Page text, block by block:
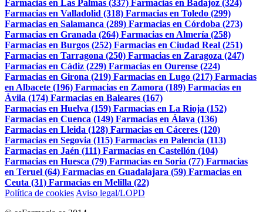
Farmacias en Las Palmas (337) Farmacias en Badajoz (324)
Farmacias en Valladolid (318) Farmacias en Toledo (299)
Farmacias en Salamanca (289) Farmacias en Córdoba (273)
Farmacias en Granada (264) Farmacias en Almería (258)
Farmacias en Burgos (252) Farmacias en Ciudad Real (251)
Farmacias en Tarragona (250) Farmacias en Zaragoza (247)
Farmacias en Cádiz (229) Farmacias en Ourense (224)
Farmacias en Girona (219) Farmacias en Lugo (217) Farmacias
en Albacete (196) Farmacias en Zamora (189) Farmacias en
Ávila (174) Farmacias en Baleares (167)
Farmacias en Huelva (159) Farmacias en La Rioja (152)
Farmacias en Cuenca (149) Farmacias en Álava (136)
Farmacias en Lleida (128) Farmacias en Cáceres (120)
Farmacias en Segovia (115) Farmacias en Palencia (113)
Farmacias en Jaén (111) Farmacias en Castellón (104)
Farmacias en Huesca (79) Farmacias en Soria (77) Farmacias
en Teruel (64) Farmacias en Guadalajara (59) Farmacias en
Ceuta (31) Farmacias en Melilla (22)
Política de cookies Aviso legal/LOPD